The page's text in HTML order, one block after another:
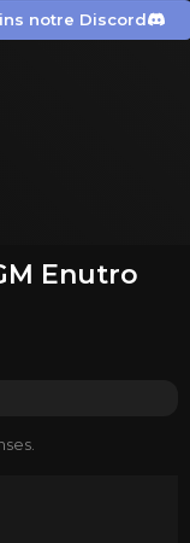
notre Discord
Enutro